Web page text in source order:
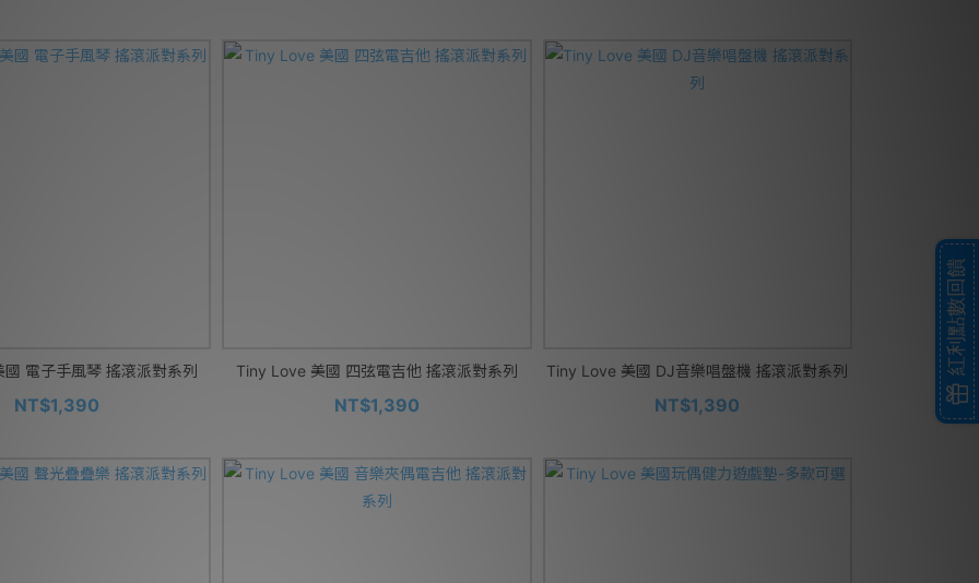
電子手風琴 搖滾派對系列
NT$1,390
Tiny Love 美國 四弦電吉他 搖滾派對系列
NT$1,390
Tiny Love 美國 DJ音樂唱盤機 搖滾派對系列
NT$1,390
紅利點數回饋